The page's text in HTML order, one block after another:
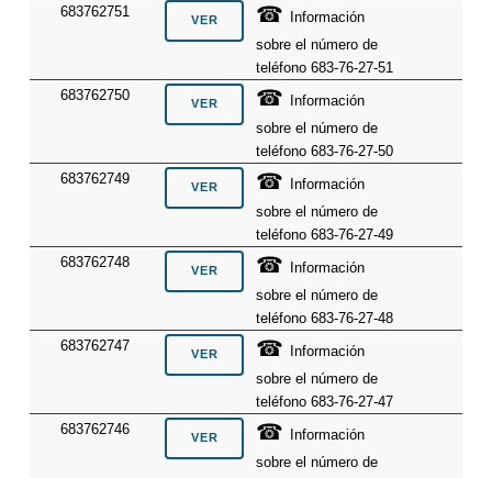
683762751
☎
Información
sobre el número de
teléfono 683-76-27-51
683762750
☎
Información
sobre el número de
teléfono 683-76-27-50
683762749
☎
Información
sobre el número de
teléfono 683-76-27-49
683762748
☎
Información
sobre el número de
teléfono 683-76-27-48
683762747
☎
Información
sobre el número de
teléfono 683-76-27-47
683762746
☎
Información
sobre el número de